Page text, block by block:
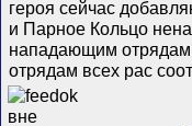
героя сейчас
и Парное Кольцо
нападающим отрядам
отрядам всех рас